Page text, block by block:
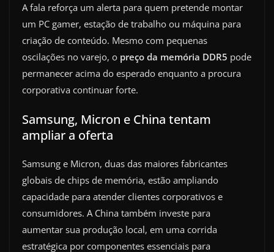
A fala reforça um alerta para quem pretende montar
um PC gamer, estação de trabalho ou máquina para
criação de conteúdo. Mesmo com pequenas
oscilações no varejo, o preço da memória DDR5 pode
permanecer acima do esperado enquanto a procura
corporativa continuar forte.
Samsung, Micron e China tentam
ampliar a oferta
Samsung e Micron, duas das maiores fabricantes
globais de chips de memória, estão ampliando
capacidade para atender clientes corporativos e
consumidores. A China também investe para
aumentar sua produção local, em uma corrida
estratégica por componentes essenciais para